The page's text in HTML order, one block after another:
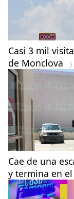
Casi 3 mil
de Monclova
Cae de una
y termina en